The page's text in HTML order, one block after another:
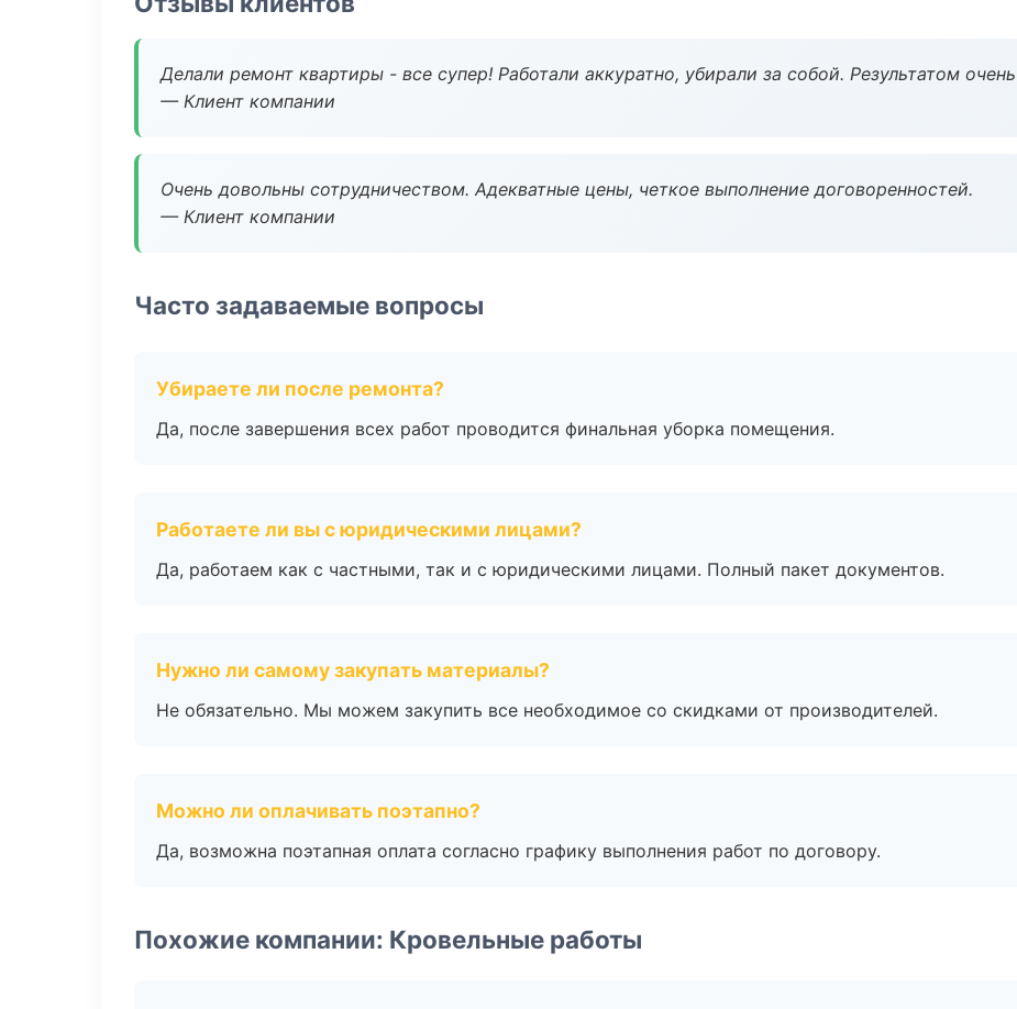
Делали ремонт квартиры - все супер! Работали аккуратно, убирали за собой. Результатом
— Клиент компании
Очень довольны сотрудничеством. Адекватные цены, четкое выполнение договоренностей.
— Клиент компании
Часто задаваемые вопросы
Убираете ли после ремонта?
Да, после завершения всех работ проводится финальная уборка помещения.
Работаете ли вы с юридическими лицами?
Да, работаем как с частными, так и с юридическими лицами. Полный пакет документов.
Нужно ли самому закупать материалы?
Не обязательно. Мы можем закупить все необходимое со скидками от производителей.
Можно ли оплачивать поэтапно?
Да, возможна поэтапная оплата согласно графику выполнения работ по договору.
Похожие компании: Кровельные работы